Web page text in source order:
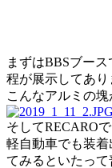
まずはBBSブー
程が展示してあり
こんなアルミの
そしてRECARO
軽自動車でも装
てみるといたって